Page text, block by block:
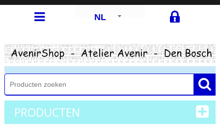
NL
PRODUCTEN